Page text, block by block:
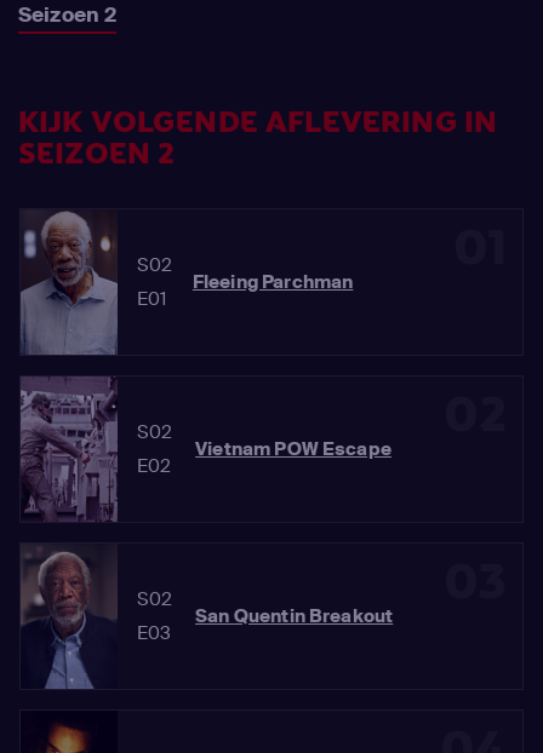
Seizoen 2
KIJK VOLGENDE AFLEVERING IN
SEIZOEN 2
S02
E01
Fleeing Parchman
S02
E02
Vietnam POW Escape
S02
E03
San Quentin Breakout